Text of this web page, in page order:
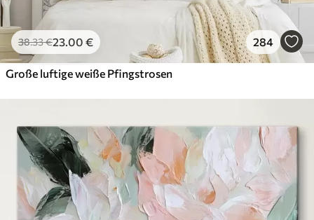
38.33€23.00 € 284
Große luftige weiße Pfingstrosen